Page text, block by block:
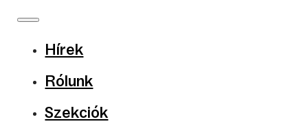
Hírek
Rólunk
Szekciók